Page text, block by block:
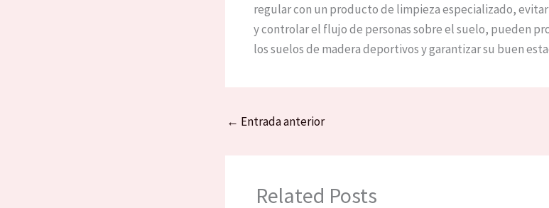
regular con un producto de limpieza especializado,
y controlar el flujo de personas sobre el suelo, pueden
los suelos de madera deportivos y garantizar su buen
← Entrada anterior
Related Posts